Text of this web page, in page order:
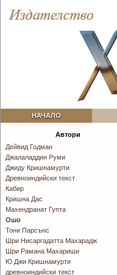
НАЧАЛО
Автори
Дейвид Годман
Джалаладдин Руми
Джиду Кришнамурти
Древноиндийски текст
Кабир
Кришна Дас
Махендранат Гупта
Ошо
Тони Парсънс
Шри Нисаргадатта Махарадж
Шри Рамана Махариши
Ю Джи Кришнамурти
древноиндийски текст